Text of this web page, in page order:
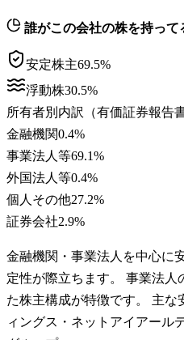
誰がこの会社の株を持って
安定株主69.5%
浮動株30.5%
所有者別内訳（有価証券報告書
金融機関0.4%
事業法人等69.1%
外国法人等0.4%
個人その他27.2%
証券会社2.9%
金融機関・事業法人を中心に
定性が際立ちます。 事業法人
た株主構成が特徴です。 主
ィングス・ネットアイアール